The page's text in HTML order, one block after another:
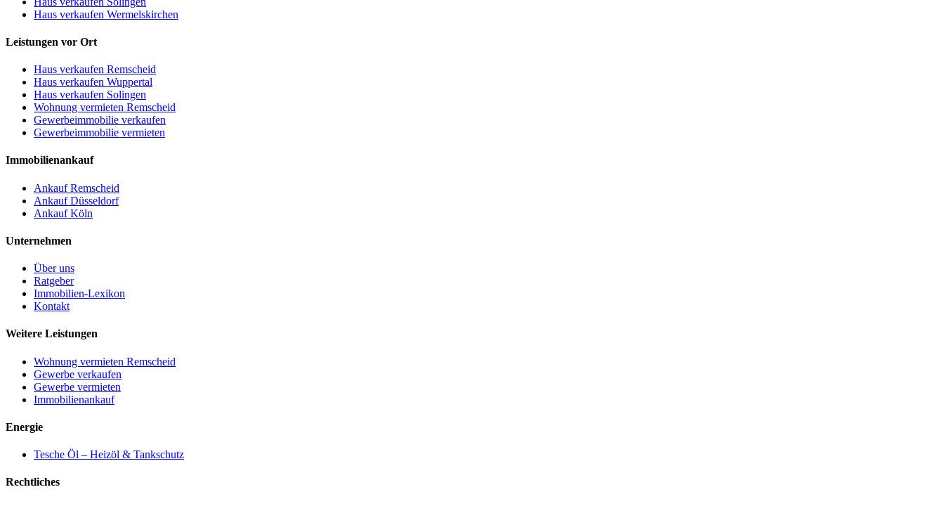
Haus verkaufen Wermelskirchen
Leistungen vor Ort
Haus verkaufen Remscheid
Haus verkaufen Wuppertal
Haus verkaufen Solingen
Wohnung vermieten Remscheid
Gewerbeimmobilie verkaufen
Gewerbeimmobilie vermieten
Immobilienankauf
Ankauf Remscheid
Ankauf Düsseldorf
Ankauf Köln
Unternehmen
Über uns
Ratgeber
Immobilien-Lexikon
Kontakt
Weitere Leistungen
Wohnung vermieten Remscheid
Gewerbe verkaufen
Gewerbe vermieten
Immobilienankauf
Energie
Tesche Öl – Heizöl & Tankschutz
Rechtliches